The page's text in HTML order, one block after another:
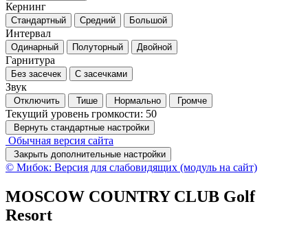
Кернинг
Стандартный Средний Большой
Интервал
Одинарный Полуторный Двойной
Гарнитура
Без засечек С засечками
Звук
Отключить Тише Нормально Громче
Текущий уровень громкости: 50
Вернуть стандартные настройки
Обычная версия сайта
Закрыть дополнительные настройки
© Мибок: Версия для слабовидящих (модуль на сайт)
MOSCOW COUNTRY CLUB Golf
Resort